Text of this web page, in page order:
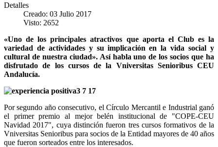
Detalles
Creado: 03 Julio 2017
Visto: 2652
«Uno de los principales atractivos que aporta el Club es la
variedad de actividades y su implicación en la vida social y
cultural de nuestra ciudad». Así habla uno de los socios que ha
disfrutado de los cursos de la Vniversitas Senioribus CEU
Andalucía.
Por segundo año consecutivo, el Círculo Mercantil e Industrial ganó
el primer premio al mejor belén institucional de "COPE-CEU
Navidad 2017", cuya distinción fueron tres cursos formativos de la
Vniversitas Senioribus para socios de la Entidad mayores de 40 años
que fueron sorteados entre los interesados.